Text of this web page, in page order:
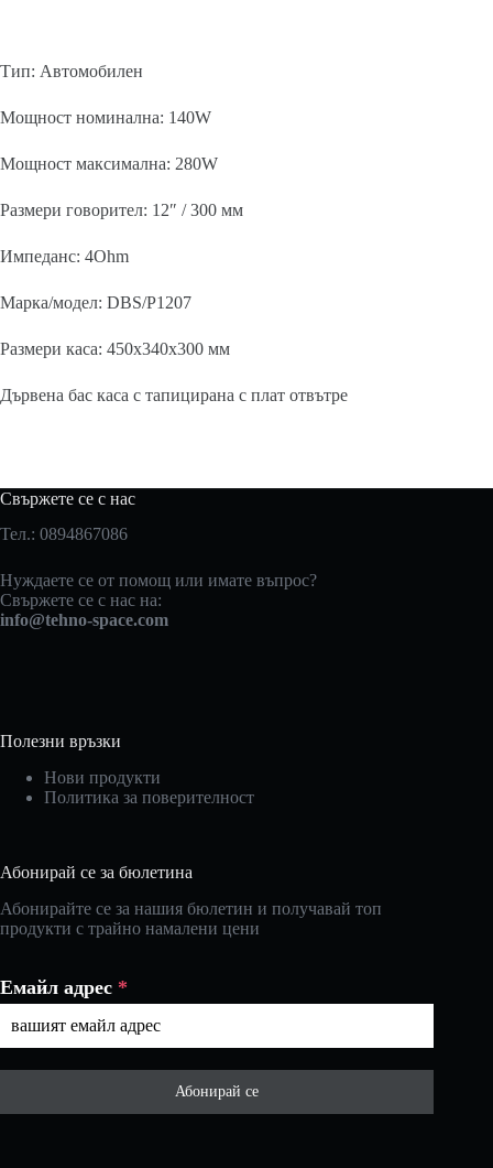
Тип: Автомобилен
Мощност номинална: 140W
Мощност максимална: 280W
Размери говорител: 12″ / 300 мм
Импеданс: 4Ohm
Марка/модел: DBS/P1207
Размери каса: 450х340х300 мм
Дървена бас каса с тапицирана с плат отвътре
Свържете се с нас
Тел.: 0894867086
Нуждаете се от помощ или имате въпрос?
Свържете се с нас на:
info@tehno-space.com
Полезни връзки
Нови продукти
Политика за поверителност
Абонирай се за бюлетина
Абонирайте се за нашия бюлетин и получавай топ
продукти с трайно намалени цени
Емайл адрес *
Абонирай се